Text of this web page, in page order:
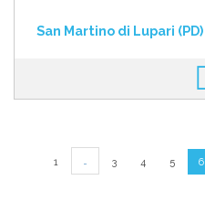
San Martino di Lupari (PD)
1 3 4 5 6